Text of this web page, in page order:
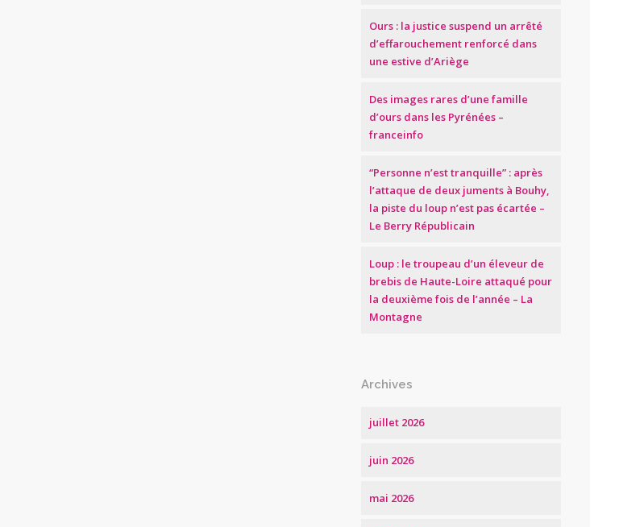
Ours : la justice suspend un arrêté
d’effarouchement renforcé dans
une estive d’Ariège
Des images rares d’une famille
d’ours dans les Pyrénées –
franceinfo
“Personne n’est tranquille” : après
l’attaque de deux juments à Bouhy,
la piste du loup n’est pas écartée –
Le Berry Républicain
Loup : le troupeau d’un éleveur de
brebis de Haute-Loire attaqué pour
la deuxième fois de l’année – La
Montagne
Archives
juillet 2026
juin 2026
mai 2026